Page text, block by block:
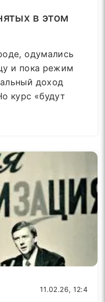
в этом
одумались
и пока режим
доход
курс «будут
11.02.26, 12:4